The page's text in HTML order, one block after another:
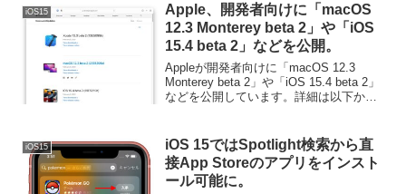
iOS15
Apple、開発者向けに「macOS
12.3 Monterey beta 2」や「iOS
15.4 beta 2」などを公開。
Appleが開発者向けに「macOS 12.3
Monterey beta 2」や「iOS 15.4 beta 2」
などを公開しています。詳細は以下か
iOS15
iOS 15ではSpotlight検索から直
接App Storeのアプリをインスト
ール可能に。